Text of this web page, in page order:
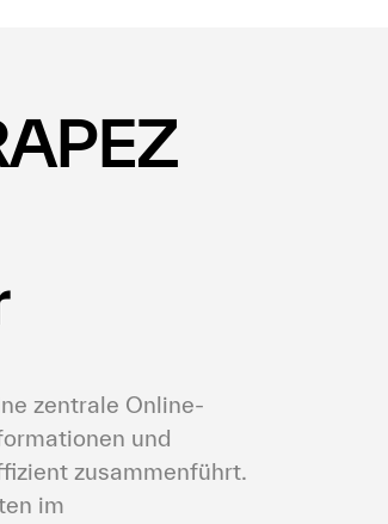
zentrale Online-
und
zusammenführt.
im